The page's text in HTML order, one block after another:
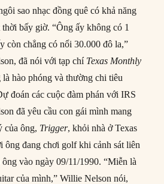
sao nhạc đồng quê có khả năng
bấy giờ. “Ông ấy không có 1
còn chẳng có nổi 30.000 đô la,”
đã nói với tạp chí Texas Monthly
hào phóng và thường chi tiêu
đoán các cuộc đàm phán với IRS
đã yêu cầu con gái mình mang
của ông, Trigger, khỏi nhà ở Texas
ông đang chơi golf khi cảnh sát liên
vào ngày 09/11/1990. “Miễn là
của mình,” Willie Nelson nói,